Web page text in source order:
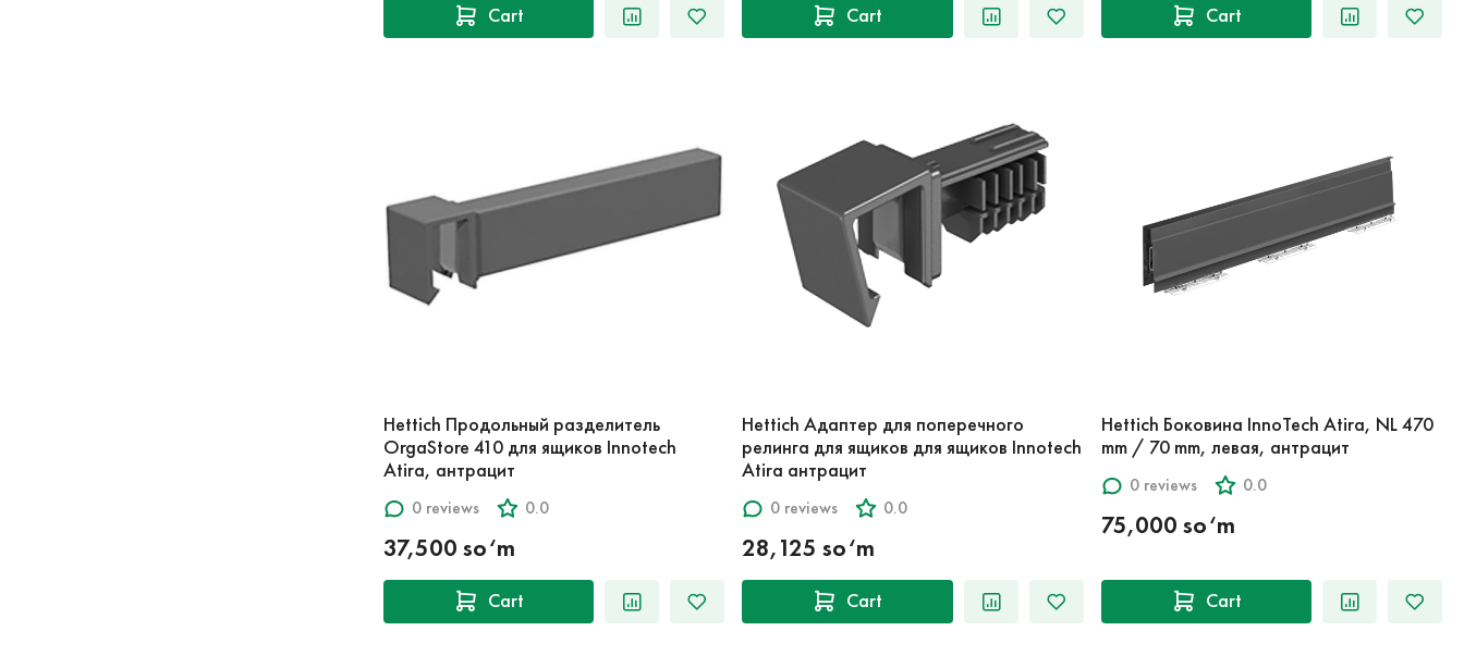
Cart Cart Cart
Hettich Продольный разделитель
OrgaStore 410 для ящиков Innotech
Atira, антрацит
0 reviews 0.0
37,500 so‘m
Cart
Hettich Адаптер для поперечного
релинга для ящиков для ящиков Innotech
Atira антрацит
0 reviews 0.0
28,125 so‘m
Cart
Hettich Боковина InnoTech Atira, NL 470
mm / 70 mm, левая, антрацит
0 reviews 0.0
75,000 so‘m
Cart